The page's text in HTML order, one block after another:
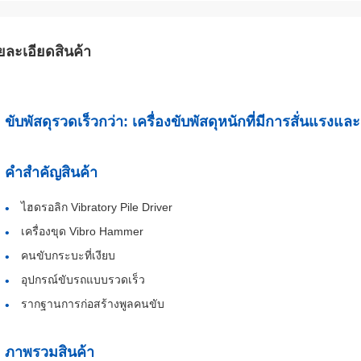
ละเอียดสินค้า
ขับพัสดุรวดเร็วกว่า: เครื่องขับพัสดุหนักที่มีการสั่นแรงและ
คําสําคัญสินค้า
ไฮดรอลิก Vibratory Pile Driver
เครื่องขุด Vibro Hammer
คนขับกระบะที่เงียบ
อุปกรณ์ขับรถแบบรวดเร็ว
รากฐานการก่อสร้างพูลคนขับ
ภาพรวมสินค้า